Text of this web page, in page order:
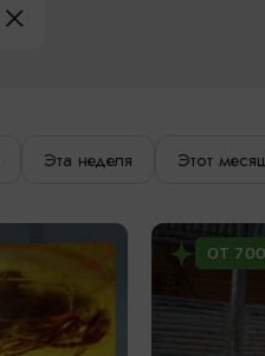
Эта неделя Этот месяц
ОТ